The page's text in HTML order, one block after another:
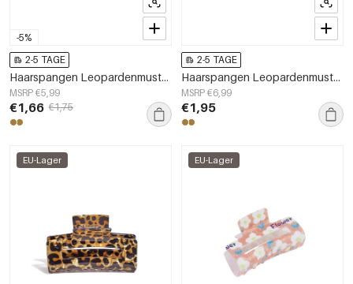
-5%
2-5 TAGE
Haarspangen Leopardenmuster Täglich Acryl Tägliche Accessoires
MSRP €5,99
€1,66 €1,75
2-5 TAGE
Haarspangen Leopardenmuster Lässig Acryl Alltagsaccessoires
MSRP €6,99
€1,95
EU-Lager EU-Lager